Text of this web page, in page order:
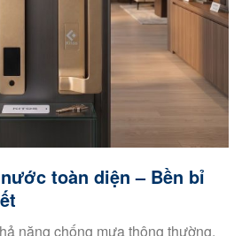
toàn diện – Bền bỉ
năng chống mưa thông thường,